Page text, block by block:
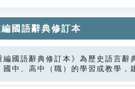
國語辭典修訂本
編國語辭典修訂本》為歷史語言
國中、高中（職）的學習或教學，